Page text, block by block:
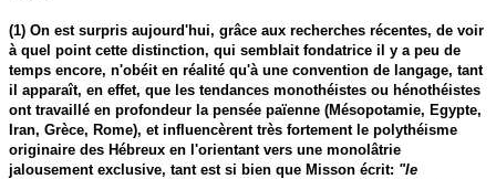
(1) On est surpris aujourd'hui, grâce aux recherches récentes, de voir
à quel point cette distinction, qui semblait fondatrice il y a peu de
temps encore, n'obéit en réalité qu'à une convention de langage, tant
il apparaît, en effet, que les tendances monothéistes ou hénothéistes
ont travaillé en profondeur la pensée païenne (Mésopotamie, Egypte,
Iran, Grèce, Rome), et influencèrent très fortement le polythéisme
originaire des Hébreux en l'orientant vers une monolâtrie
jalousement exclusive, tant est si bien que Misson écrit: "le